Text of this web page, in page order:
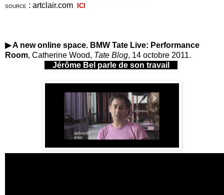
SOURCE : artclair.com ICI
▶ A new online space. BMW Tate Live: Performance
Room, Catherine Wood, Tate Blog, 14 octobre 2011.
Jérôme Bel parle de son travail